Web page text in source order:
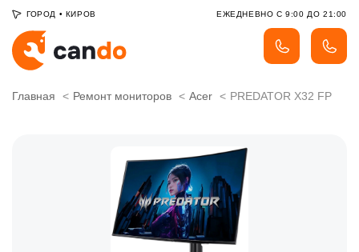
ГОРОД • КИРОВ ЕЖЕДНЕВНО С 9:00 ДО 21:00
Главная Ремонт мониторов Acer PREDATOR X32 FP